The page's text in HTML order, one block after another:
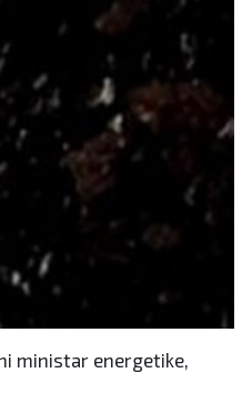
ministar energetike,